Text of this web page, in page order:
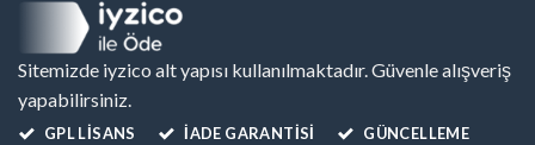
Sitemizde iyzico alt yapısı kullanılmaktadır. Güvenle alışveriş
yapabilirsiniz.
GPL LISANS İADE GARANTİSİ GÜNCELLEME